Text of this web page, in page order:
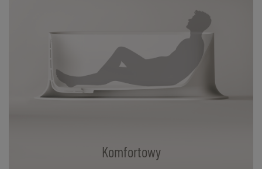
Komfortowy